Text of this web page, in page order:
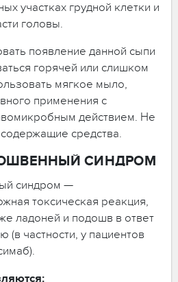
участках грудной клетки и
головы.
появление данной сыпи
горячей или слишком
мягкое мыло,
применения с
действием. Не
средства.
СИНДРОМ
синдром —
токсическая реакция,
ладоней и подошв в ответ
(в частности, у пациентов